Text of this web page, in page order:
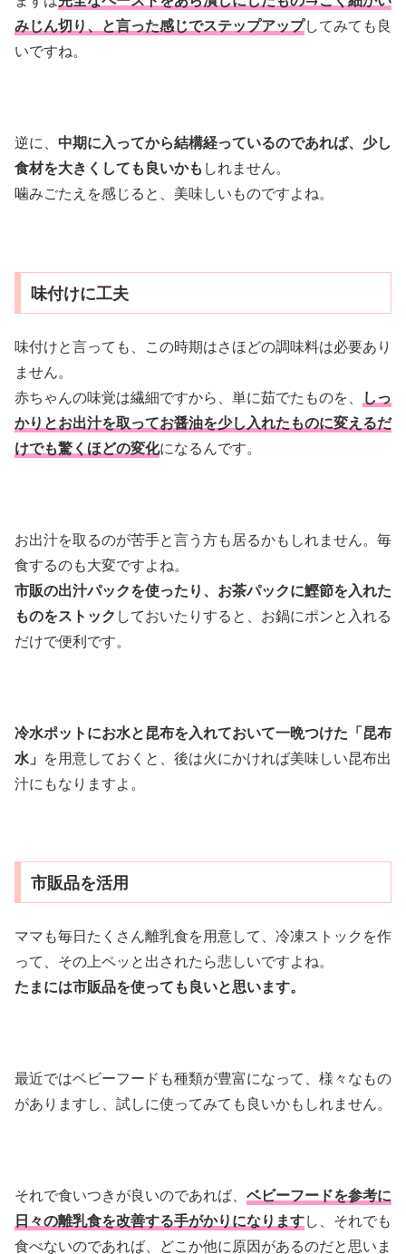
みじん切り、と言った感じでステップアップしてみても良
いですね。
逆に、 中期に入ってから結構経っているのであれば、少し
食材を大きくしても良いかも しれません。
噛みごたえを感じると、美味しいものですよね。
味付けに工夫
味付けと言っても、この時期はさほどの調味料は必要あり
ません。
赤ちゃんの味覚は繊細ですから、単に茹でたものを、
しっ
かりとお出汁を取ってお醤油を少し入れたものに変えるだ
けでも驚くほどの変化になるんです。
お出汁を取るのが苦手と言う方も居るかもしれません。毎
食するのも大変ですよね。
市販の出汁パックを使ったり、お茶パックに鰹節を入れた
ものをストック しておいたりすると、お鍋にポンと入れる
だけで便利です。
冷水ポットにお水と昆布を入れておいて一晩つけた「昆布
水」 を用意しておくと、後は火にかければ美味しい昆布出
汁にもなりますよ。
市販品を活用
ママも毎日たくさん離乳食を用意して、冷凍ストックを作
って、その上ペッと出されたら悲しいですよね。
たまには市販品を使っても良いと思います。
最近ではベビーフードも種類が豊富になって、様々なもの
がありますし、試しに使ってみても良いかもしれません。
それで食いつきが良いのであれば、 ベビーフードを参考に
日々の離乳食を改善する手がかりになりますし、それでも
食べないのであれば、どこか他に原因があるのだと思いま